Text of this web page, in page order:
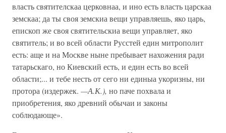
власть святителскаа церковнаа, и ино есть власть царскаа
земскаа; да ты своя земскиа вещи управляешь, яко царь,
епископ же своя святительскиа вещи управляет, яко
святитель; и во всей области Русстей един митрополит
есть: аще и на Москве ныне пребывает нахожения ради
татарьскаго, но Киевский есть, и един есть во всей
области;... и тебе несть от сего ни единыа укоризны, ни
протора (издержек. —А.К.), но паче похвала и
приобретения, яко древний обычаи и законы
соблюдающе».